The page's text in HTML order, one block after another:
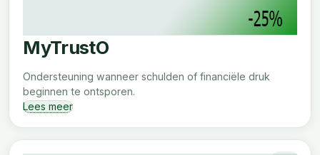
MyTrustO
Ondersteuning wanneer schulden of financiële druk
beginnen te ontsporen.
Lees meer